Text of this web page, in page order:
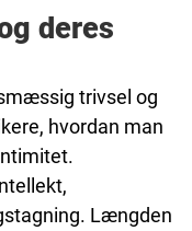
deres
trivsel og
hvordan man
Længden